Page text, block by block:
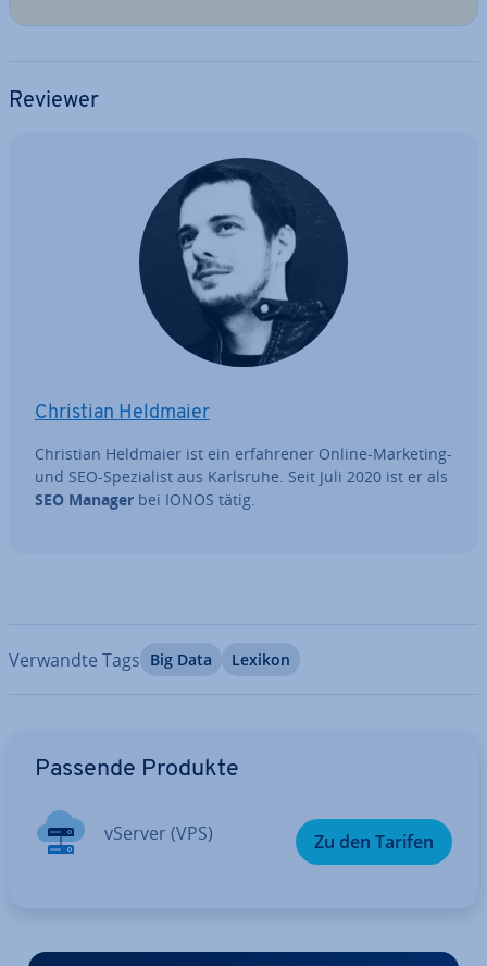
Reviewer
Christian Heldmaier
Christian Heldmaier ist ein er­fah­re­ner Online-Marketing-
und SEO-Spe­zia­list aus Karlsruhe. Seit Juli 2020 ist er als
SEO Manager bei IONOS tätig.
Verwandte Tags Big Data Lexikon
Passende Produkte
vServer (VPS) Zu den Tarifen